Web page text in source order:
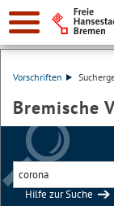
Vorschriften
Bremische
Hilfe zur Suche